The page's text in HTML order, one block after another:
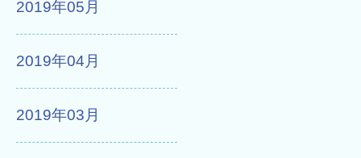
2019年05月
2019年04月
2019年03月